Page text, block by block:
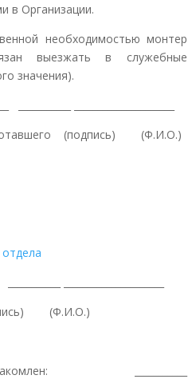
в Организации.
необходимостью монтер
выезжать в служебные
значения).
(подпись) (Ф.И.О.)
_____________________
___________